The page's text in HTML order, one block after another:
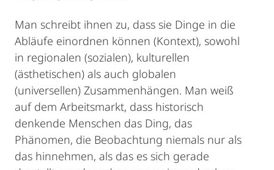
Man schreibt ihnen zu, dass sie Dinge in die
Abläufe einordnen können (Kontext), sowohl
in regionalen (sozialen), kulturellen
(ästhetischen) als auch globalen
(universellen) Zusammenhängen. Man weiß
auf dem Arbeitsmarkt, dass historisch
denkende Menschen das Ding, das
Phänomen, die Beobachtung niemals nur als
das hinnehmen, als das es sich gerade